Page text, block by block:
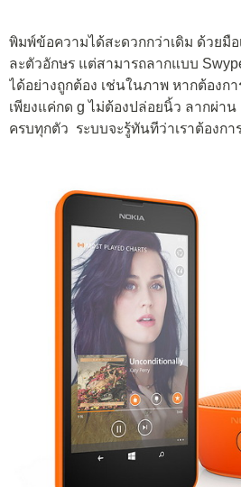
พิมพ์ข้อความได้สะดวกกว่าเดิม ด้วยมือ
ละตัวอักษร แต่สามารถลากแบบ
ได้อย่างถูกต้อง เช่นในภาพ หากต้องก
เพียงแค่กด g ไม่ต้องปล่อยนิ้ว ลากผ่าน
ครบทุกตัว ระบบจะรู้ทันทีว่าเราต้องกา